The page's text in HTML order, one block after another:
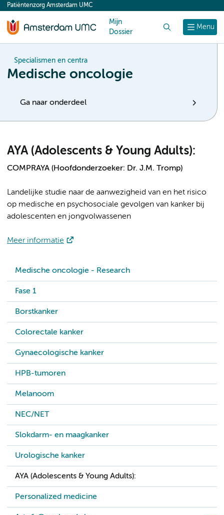
content
Menu
Patiëntenzorg Amsterdam UMC
Mijn
Dossier
Specialismen en centra
Medische oncologie
Ga naar onderdeel
Medische oncologie - Research
Fase 1
Borstkanker
Colorectale kanker
Gynaecologische kanker
HPB-tumoren
Melanoom
NEC/NET
Slokdarm- en maagkanker
Urologische kanker
AYA (Adolescents & Young Adults):
Personalized medicine
AYA (Adolescents & Young Adults):
COMPRAYA (Hoofdonderzoeker: Dr. J.M. Tromp)
Landelijke studie naar de aanwezigheid van en het risico
op medische en psychosociale gevolgen van kanker bij
adolescenten en jongvolwassenen
Meer informatie